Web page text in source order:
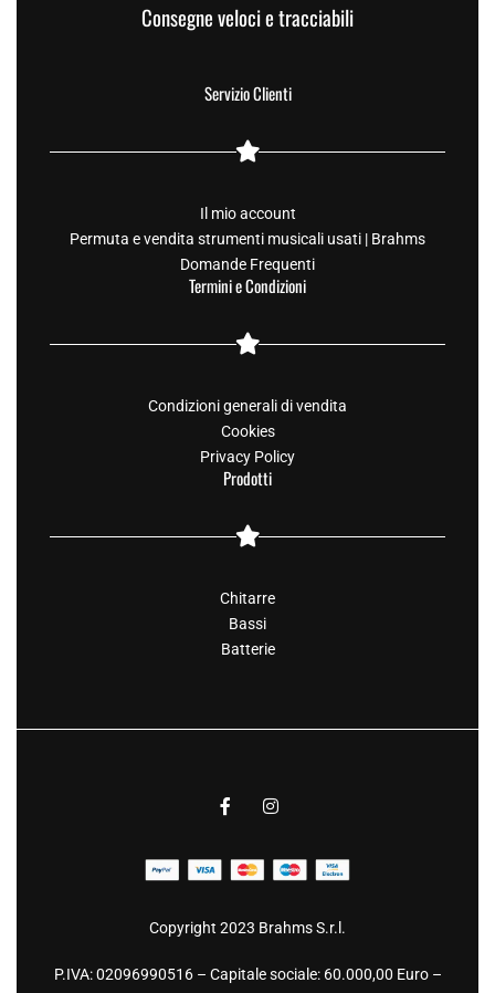
Consegne veloci e tracciabili
Servizio Clienti
Il mio account
Permuta e vendita strumenti musicali usati | Brahms
Domande Frequenti
Termini e Condizioni
Condizioni generali di vendita
Cookies
Privacy Policy
Prodotti
Chitarre
Bassi
Batterie
Copyright 2023 Brahms S.r.l.
P.IVA: 02096990516 – Capitale sociale: 60.000,00 Euro –